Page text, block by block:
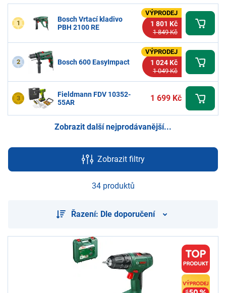
1
Bosch Vrtací kladivo
PBH 2100 RE
VÝPRODEJ
1 801 Kč
1 849 Kč
2 Bosch 600 EasyImpact
VÝPRODEJ
1 024 Kč
1 049 Kč
3
Fieldmann FDV 10352-
55AR
1 699 Kč
Zobrazit další nejprodávanější...
Zobrazit filtry
34 produktů
Řazení: Dle doporučení